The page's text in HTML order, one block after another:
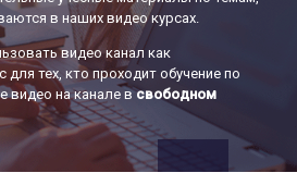
в наших видео курсах.
видео канал как
тех, кто проходит обучение по
видео на канале всвободном